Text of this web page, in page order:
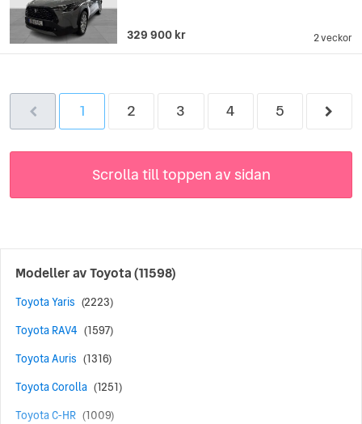
2 veckor
329 900 kr
1 2 3 4 5
Scrolla till toppen av sidan
Modeller avToyota(11598)
Toyota Yaris (2223)
Toyota RAV4 (1597)
Toyota Auris (1316)
Toyota Corolla (1251)
Toyota C-HR (1009)